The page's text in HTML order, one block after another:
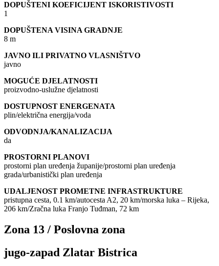
DOPUŠTENI KOEFICIJENT ISKORISTIVOSTI
1
DOPUŠTENA VISINA GRADNJE
8 m
JAVNO ILI PRIVATNO VLASNIŠTVO
javno
MOGUĆE DJELATNOSTI
proizvodno-uslužne djelatnosti
DOSTUPNOST ENERGENATA
plin/električna energija/voda
ODVODNJA/KANALIZACIJA
da
PROSTORNI PLANOVI
prostorni plan uređenja županije/prostorni plan uređenja
grada/urbanistički plan uređenja
UDALJENOST PROMETNE INFRASTRUKTURE
pristupna cesta, 0.1 km/autocesta A2, 20 km/morska luka – Rijeka,
206 km/Zračna luka Franjo Tuđman, 72 km
Zona 13 / Poslovna zona
jugo-zapad Zlatar Bistrica